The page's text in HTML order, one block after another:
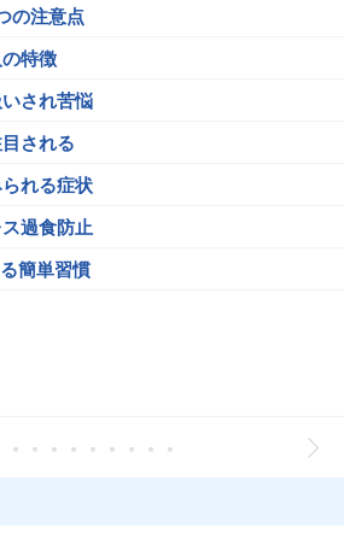
の注意点
特徴
され苦悩
される
れる症状
過食防止
簡単習慣